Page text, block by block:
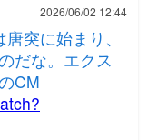
2026/06/02 12:44
突に始まり、
だな。エクス
CM